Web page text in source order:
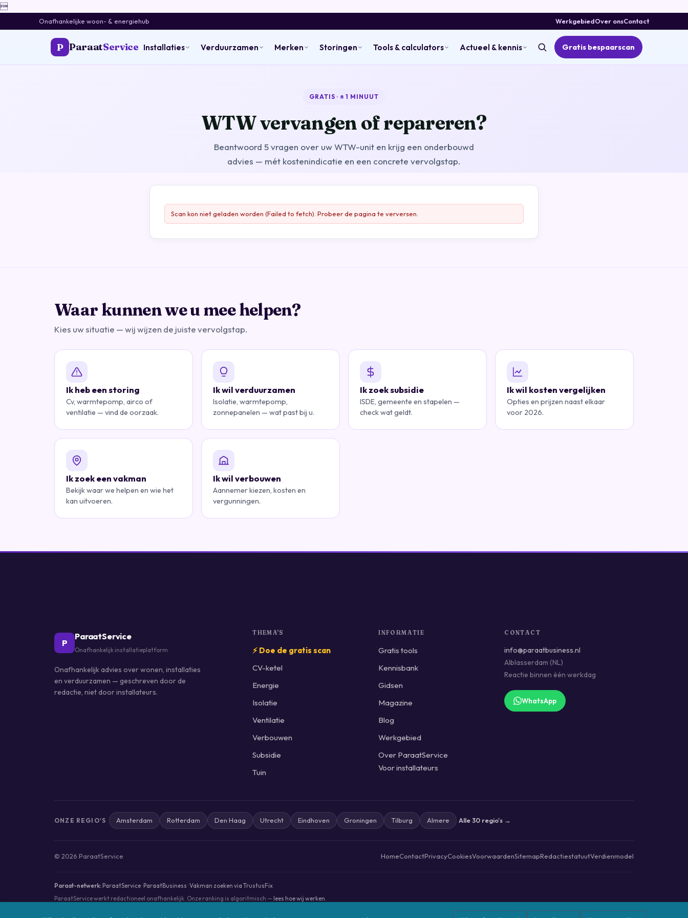

Onafhankelijke woon- & energiehub WerkgebiedOver onsContact
P ParaatService Installaties Verduurzamen Merken Storingen Tools & calculators Actueel & kennis Gratis bespaarscan
GRATIS · ± 1 MINUUT
WTW vervangen of repareren?
Beantwoord 5 vragen over uw WTW-unit en krijg een onderbouwd
advies — mét kostenindicatie en een concrete vervolgstap.
Scan kon niet geladen worden (Failed to fetch). Probeer de pagina te verversen.
Waar kunnen we u mee helpen?
Kies uw situatie — wij wijzen de juiste vervolgstap.
Ik heb een storing
Cv, warmtepomp, airco of
ventilatie — vind de oorzaak.
Ik wil verduurzamen
Isolatie, warmtepomp,
zonnepanelen — wat past bij u.
Ik zoek subsidie
ISDE, gemeente en stapelen —
check wat geldt.
Ik wil kosten vergelijken
Opties en prijzen naast elkaar
voor 2026.
Ik zoek een vakman
Bekijk waar we helpen en wie het
kan uitvoeren.
Ik wil verbouwen
Aannemer kiezen, kosten en
vergunningen.
P
ParaatService
Onafhankelijk installatieplatform
Onafhankelijk advies over wonen, installaties
en verduurzamen — geschreven door de
redactie, niet door installateurs.
THEMA'S
⚡ Doe de gratis scan
CV-ketel
Energie
Isolatie
Ventilatie
Verbouwen
Subsidie
Tuin
INFORMATIE
Gratis tools
Kennisbank
Gidsen
Magazine
Blog
Werkgebied
Over ParaatService
Voor installateurs
CONTACT
info@paraatbusiness.nl
Alblasserdam (NL)
Reactie binnen één werkdag
WhatsApp
ONZE REGIO'S Amsterdam Rotterdam Den Haag Utrecht Eindhoven Groningen Tilburg Almere Alle 30 regio's →
© 2026 ParaatService HomeContactPrivacyCookiesVoorwaardenSitemapRedactiestatuutVerdienmodel
Paraat-netwerk: ParaatService· ParaatBusiness ·Vakman zoeken via TrustusFix
ParaatService werkt redactioneel onafhankelijk. Onze ranking is algoritmisch — lees hoe wij werken.